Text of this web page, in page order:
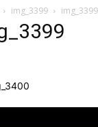
img_3399 img_3399